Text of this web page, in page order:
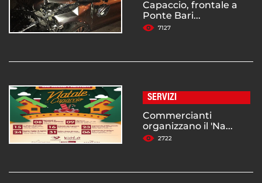
Capaccio, frontale a
Ponte Bari...
7127
SERVIZI
Commercianti
organizzano il 'Na...
2722